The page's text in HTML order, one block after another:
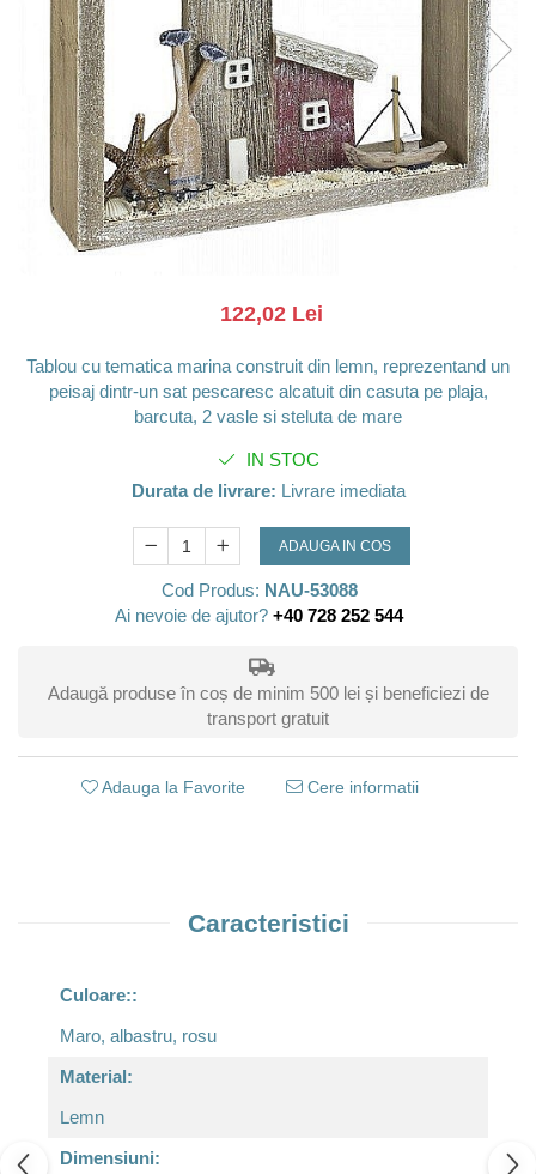
Barci, vapoare, ambarcatiuni
Pesti
Decoratiuni care se agata
Tablouri
122,02 Lei
Tablou cu tematica marina construit din lemn, reprezentand un
peisaj dintr-un sat pescaresc alcatuit din casuta pe plaja,
barcuta, 2 vasle si steluta de mare
IN STOC
Durata de livrare: Livrare imediata
ADAUGA IN COS
Cod Produs: NAU-53088
Ai nevoie de ajutor? +40 728 252 544
Adaugă produse în coș de minim 500 lei și beneficiezi de
transport gratuit
Adauga la Favorite Cere informatii
Caracteristici
Culoare::
Maro, albastru, rosu
Material:
Lemn
Dimensiuni: